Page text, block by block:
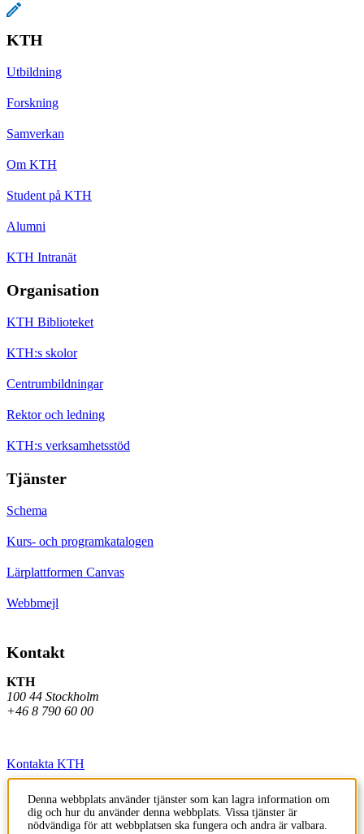
KTH
Utbildning
Forskning
Samverkan
Om KTH
Student på KTH
Alumni
KTH Intranät
Organisation
KTH Biblioteket
KTH:s skolor
Centrumbildningar
Rektor och ledning
KTH:s verksamhetsstöd
Tjänster
Schema
Kurs- och programkatalogen
Lärplattformen Canvas
Webbmejl
Kontakt
KTH
100 44 Stockholm
+46 8 790 60 00
Kontakta KTH
Jobba på KTH
Press och media
Denna webbplats använder tjänster som kan lagra information om
dig och hur du använder denna webbplats. Vissa tjänster är
nödvändiga för att webbplatsen ska fungera och andra är valbara.